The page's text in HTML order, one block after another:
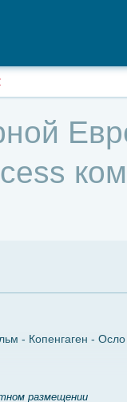
Копенгаген Осло
размещении